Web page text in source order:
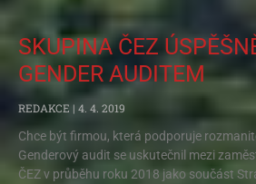
SKUPINA ČEZ
GENDER AUDITEM
REDAKCE
4. 4. 2019
Chce být firmou, která podporuje
Genderový audit se uskutečnil mezi
ČEZ v průběhu roku 2018 jako součást